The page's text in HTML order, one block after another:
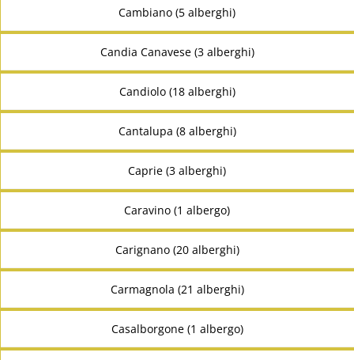
Cambiano (5 alberghi)
Candia Canavese (3 alberghi)
Candiolo (18 alberghi)
Cantalupa (8 alberghi)
Caprie (3 alberghi)
Caravino (1 albergo)
Carignano (20 alberghi)
Carmagnola (21 alberghi)
Casalborgone (1 albergo)